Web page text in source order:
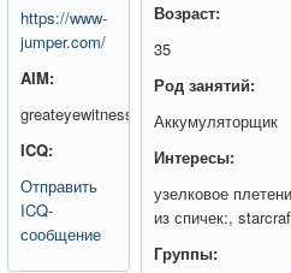
https://www-
jumper.com/
AIM:
greateyewitness
ICQ:
Отправить
ICQ-
сообщение
Возраст:
35
Род занятий:
Аккумуляторщик
Интересы:
узелковое
из спичек:,
Группы: